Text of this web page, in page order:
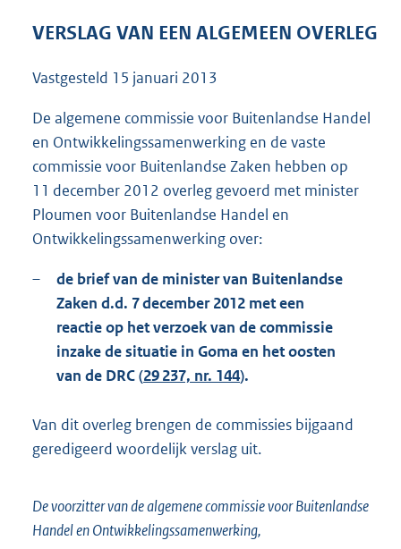
e
K
VERSLAG VAN EEN ALGEMEEN OVERLEG
Vastgesteld 15 januari 2013
De algemene commissie voor Buitenlandse Handel
en Ontwikkelingssamenwerking en de vaste
commissie voor Buitenlandse Zaken hebben op
11 december 2012 overleg gevoerd met minister
Ploumen voor Buitenlandse Handel en
Ontwikkelingssamenwerking over:
–
de brief van de minister van Buitenlandse
Zaken d.d. 7 december 2012 met een
reactie op het verzoek van de commissie
inzake de situatie in Goma en het oosten
van de DRC (29 237, nr. 144).
Van dit overleg brengen de commissies bijgaand
geredigeerd woordelijk verslag uit.
De voorzitter van de algemene commissie voor Buitenlandse
Handel en Ontwikkelingssamenwerking,